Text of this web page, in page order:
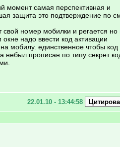
момент самая перспективная и
защита это подтверждение по
свой номер мобилки и регается но
надо ввести код активации
мобилу. единственное чтобы код
небыл прописан по типу секрет
22.01.10 - 13:44:58